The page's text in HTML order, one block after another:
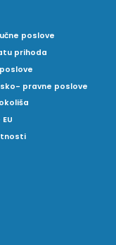
poslove
prihoda
pravne poslove